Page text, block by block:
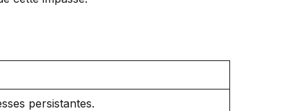
persistantes.